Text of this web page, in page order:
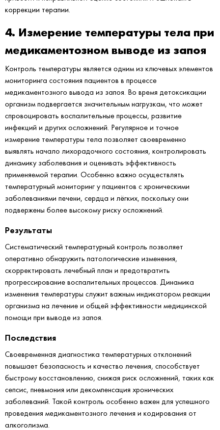
коррекции терапии.
4. Измерение температуры тела при
медикаментозном выводе из запоя
Контроль температуры является одним из ключевых элементов
мониторинга состояния пациентов в процессе
медикаментозного вывода из запоя. Во время детоксикации
организм подвергается значительным нагрузкам, что может
спровоцировать воспалительные процессы, развитие
инфекций и других осложнений. Регулярное и точное
измерение температуры тела позволяет своевременно
выявлять начало лихорадочного состояния, контролировать
динамику заболевания и оценивать эффективность
применяемой терапии. Особенно важно осуществлять
температурный мониторинг у пациентов с хроническими
заболеваниями печени, сердца и лёгких, поскольку они
подвержены более высокому риску осложнений.
Результаты
Систематический температурный контроль позволяет
оперативно обнаружить патологические изменения,
скорректировать лечебный план и предотвратить
прогрессирование воспалительных процессов. Динамика
изменения температуры служит важным индикатором реакции
организма на лечение и общей эффективности медицинской
помощи при выводе из запоя.
Последствия
Своевременная диагностика температурных отклонений
повышает безопасность и качество лечения, способствует
быстрому восстановлению, снижая риск осложнений, таких как
сепсис, пневмония или декомпенсация хронических
заболеваний. Такой контроль особенно важен для успешного
проведения медикаментозного лечения и кодирования от
алкоголизма.